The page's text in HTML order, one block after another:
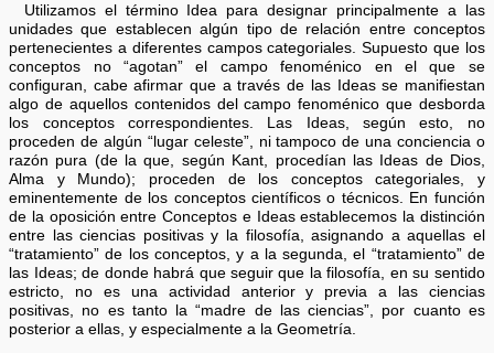
Utilizamos el término Idea para designar principalmente a las
unidades que establecen algún tipo de relación entre conceptos
pertenecientes a diferentes campos categoriales. Supuesto que los
conceptos no “agotan” el campo fenoménico en el que se
configuran, cabe afirmar que a través de las Ideas se manifiestan
algo de aquellos contenidos del campo fenoménico que desborda
los conceptos correspondientes. Las Ideas, según esto, no
proceden de algún “lugar celeste”, ni tampoco de una conciencia o
razón pura (de la que, según Kant, procedían las Ideas de Dios,
Alma y Mundo); proceden de los conceptos categoriales, y
eminentemente de los conceptos científicos o técnicos. En función
de la oposición entre Conceptos e Ideas establecemos la distinción
entre las ciencias positivas y la filosofía, asignando a aquellas el
“tratamiento” de los conceptos, y a la segunda, el “tratamiento” de
las Ideas; de donde habrá que seguir que la filosofía, en su sentido
estricto, no es una actividad anterior y previa a las ciencias
positivas, no es tanto la “madre de las ciencias”, por cuanto es
posterior a ellas, y especialmente a la Geometría.